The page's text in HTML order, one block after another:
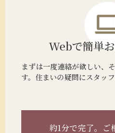
Webで簡単
まずは一度連絡が欲しい、
す。住まいの疑問にスタッ
約1分で完了。 ご